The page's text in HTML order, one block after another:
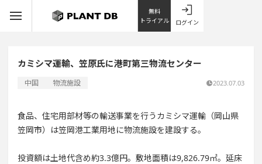
無料
トライアル
ログイン
カミシマ運輸、笠原氏に港町第三物流センター
中国 物流施設 2023.07.03
食品、住宅用部材等の輸送事業を行うカミシマ運輸（岡山県
笠岡市）は笠岡港工業用地に物流施設を建設する。
投資額は土地代含め約3.3億円。敷地面積は9,826.79㎡。延床